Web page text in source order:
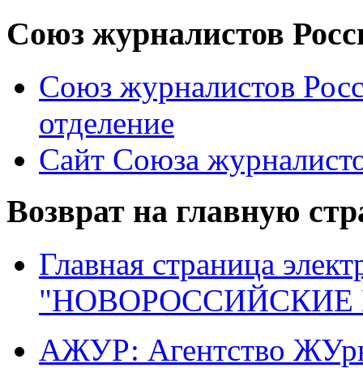
Союз журналистов
Союз журналистов
отделение
Сайт Союза
Возврат на главную
Главная страница
"НОВОРОССИЙСКИЕ
АЖУР: Агентство